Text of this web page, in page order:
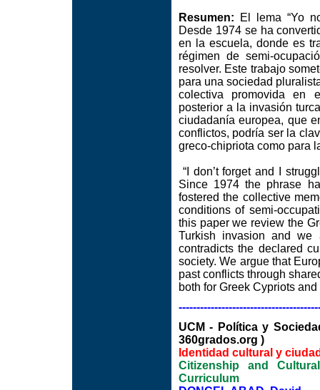
Resumen: El lema “Yo
Desde 1974 se ha
en la escuela, donde es
régimen de semi-
resolver. Este trabajo
para una sociedad
colectiva promovida en
posterior a la invasión
ciudadanía europea, que
conflictos, podría ser la
greco-chipriota como para
“I don’t forget and I
Since 1974 the phrase
fostered the collective
conditions of semi-
this paper we review the
Turkish invasion and we
contradicts the declared
society. We argue that
past conflicts through
both for Greek Cypriots
UCM - Política y
360grados.org )
Identidad cultural y
Citizenship and
Curriculum